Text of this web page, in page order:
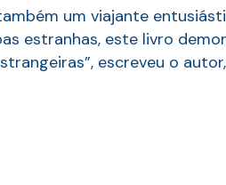
um viajante
estranhas, este livro
escreveu o